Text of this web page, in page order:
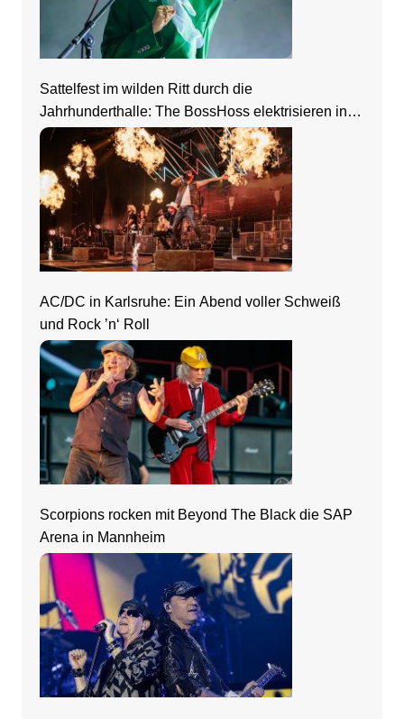
Sattelfest im wilden Ritt durch die
Jahrhunderthalle: The BossHoss elektrisieren in
Frankfurt
AC/DC in Karlsruhe: Ein Abend voller Schweiß
und Rock ’n‘ Roll
Scorpions rocken mit Beyond The Black die SAP
Arena in Mannheim